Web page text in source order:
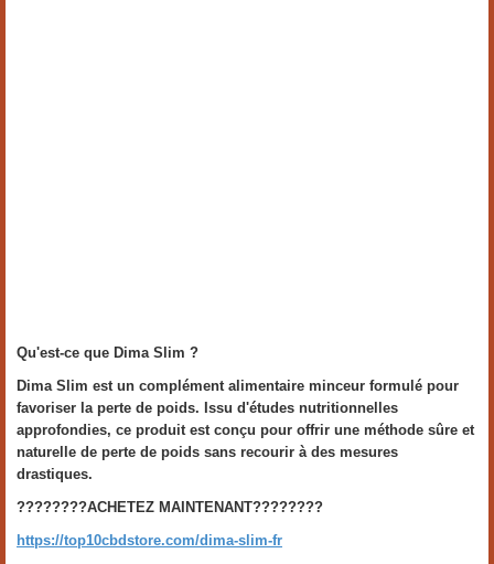
Qu'est-ce que Dima Slim ?
Dima Slim est un complément alimentaire minceur formulé pour
favoriser la perte de poids. Issu d'études nutritionnelles
approfondies, ce produit est conçu pour offrir une méthode sûre et
naturelle de perte de poids sans recourir à des mesures
drastiques.
????????ACHETEZ MAINTENANT????????
https://top10cbdstore.com/dima-slim-fr